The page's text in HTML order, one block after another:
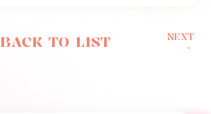
BACK TO LIST NEXT